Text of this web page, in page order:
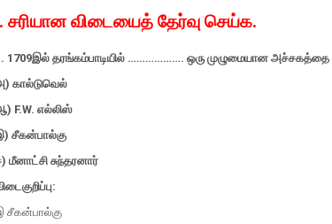
சரியான விடையைத் தேர்வு செய்க.
1709இல் தரங்கம்பாடியில் ………………. ஒரு முழுமையான அச்சகத்தை
கால்டுவெல்
F.W. எல்லிஸ்
சீகன்பால்கு
மீனாட்சி சுந்தரனார்
சீகன்பால்கு